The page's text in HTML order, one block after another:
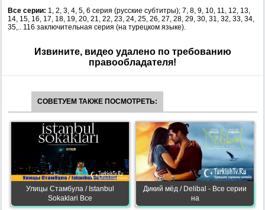
Все серии: 1, 2, 3, 4, 5, 6 серия (русские субтитры); 7, 8, 9, 10, 11, 12, 13,
14, 15, 16, 17, 18, 19, 20, 21, 22, 23, 24, 25, 26, 27, 28, 29, 30, 31, 32, 33, 34,
35,.. 116 заключительная серия (на турецком языке).
Извините, видео удалено по требованию
правообладателя!
СОВЕТУЕМ ТАКЖЕ ПОСМОТРЕТЬ:
Улицы Стамбула / Istanbul
Sokaklari Все
Дикий мёд / Delibal - Все серии
на